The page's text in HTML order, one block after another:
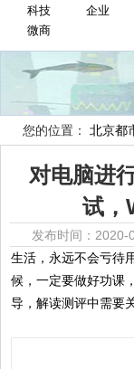
科技
企业
微商
您的位置： 北京都
对电脑进
试，
发布时间：
生活，永远不会亏待
候，一定要做好功课
导，解读测评中需要